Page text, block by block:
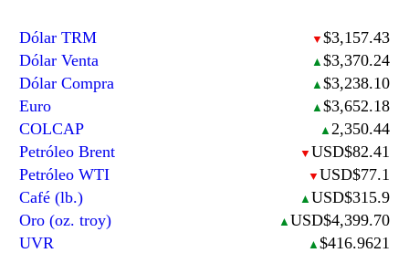
Dólar TRM ▼ $3,157.43
Dólar Venta
▲ $3,370.24
Dólar Compra
▲ $3,238.10
Euro
▲ $3,652.18
COLCAP
▲ 2,350.44
Petróleo Brent
▼ USD$82.41
Petróleo WTI
▼ USD$77.1
Café (lb.)
▲ USD$315.9
Oro (oz. troy)
▲ USD$4,399.70
UVR
▲ $416.9621